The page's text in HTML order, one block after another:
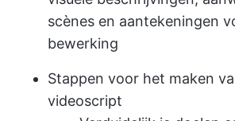
scènes en aantekeningen
bewerking
Stappen voor het maken
videoscript